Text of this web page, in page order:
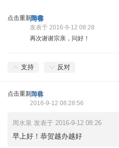
点击重新加载
周睿
发表于 2016-9-12 08:28
再次谢谢宗亲，问好！
支持 反对
点击重新加载
周睿
2016-9-12 08:28:56
周水泉 发表于 2016-9-12 08:26
早上好！恭贺越办越好